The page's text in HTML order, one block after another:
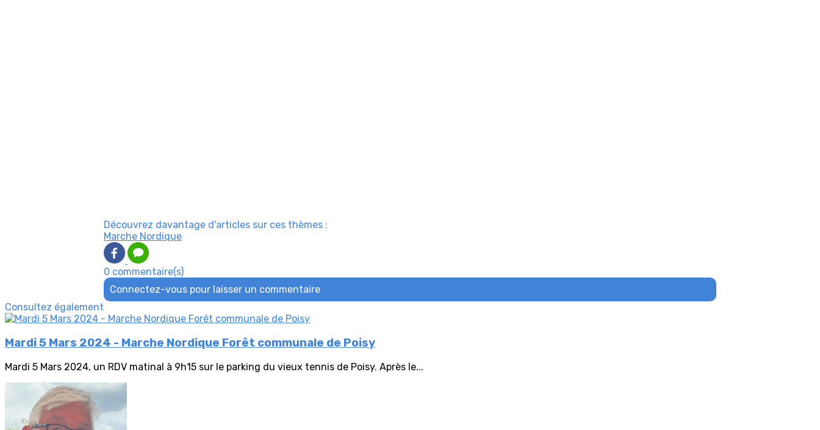
Découvrez davantage d'articles sur ces thèmes :
Marche Nordique
0 commentaire(s)
Connectez-vous pour laisser un commentaire
Consultez également
Mardi 5 Mars 2024 - Marche Nordique Forêt communale de Poisy
Mardi 5 Mars 2024, un RDV matinal à 9h15 sur le parking du vieux tennis de Poisy. Après le...